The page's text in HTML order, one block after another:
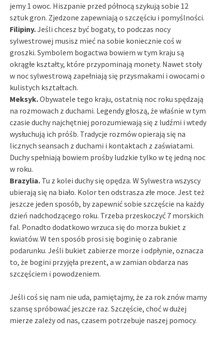
jemy 1 owoc. Hiszpanie przed północą szykują sobie 12
sztuk gron. Zjedzone zapewniają o szczęściu i pomyślności.
Filipiny.Jeśli chcesz być bogaty, to podczas nocy
sylwestrowej musisz mieć na sobie koniecznie coś w
groszki. Symbolem bogactwa bowiem w tym kraju są
okrągłe kształty, które przypominają monety. Nawet stoły
w noc sylwestrową zapełniają się przysmakami i owocami o
kulistych kształtach.
Meksyk.Obywatele tego kraju, ostatnią noc roku spędzają
na rozmowach z duchami. Legendy głoszą, że właśnie w tym
czasie duchy najchętniej porozumiewają się z ludźmi i wtedy
wysłuchują ich próśb. Tradycje rozmów opierają się na
licznych seansach z duchami i kontaktach z zaświatami.
Duchy spełniają bowiem prośby ludzkie tylko w tę jedną noc
w roku.
Brazylia. Tu z kolei duchy się opędza. W Sylwestra wszyscy
ubierają się na biało. Kolor ten odstrasza złe moce. Jest też
jeszcze jeden sposób, by zapewnić sobie szczęście na każdy
dzień nadchodzącego roku. Trzeba przeskoczyć 7 morskich
fal. Ponadto dodatkowo wrzuca się do morza bukiet z
kwiatów. W ten sposób prosi się boginię o zabranie
podarunku. Jeśli bukiet zabierze morze i odpłynie, oznacza
to, że bogini przyjęła prezent, a w zamian obdarza nas
szczęściem i powodzeniem.
Jeśli coś się nam nie uda, pamiętajmy, że za rok znów mamy
szansę spróbować jeszcze raz. Szczęście, choć w dużej
mierze zależy od nas, czasem potrzebuje naszej pomocy.